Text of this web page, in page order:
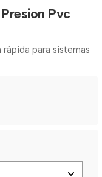
Pvc
para sistemas